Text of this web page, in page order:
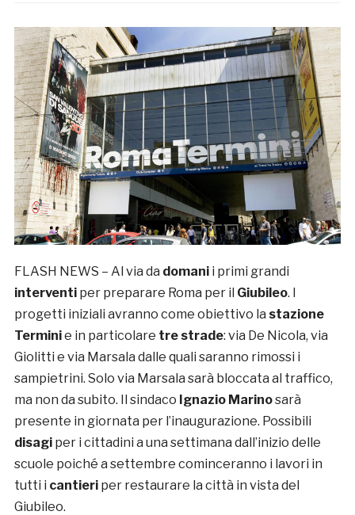
FLASH NEWS – Al via da domanii primi grandi
interventiper preparare Roma per il Giubileo. I
progetti iniziali avranno come obiettivo la stazione
Terminie in particolare tre strade: via De Nicola, via
Giolitti e via Marsala dalle quali saranno rimossi i
sampietrini. Solo via Marsala sarà bloccata al traffico,
ma non da subito. Il sindaco Ignazio Marinosarà
presente in giornata per l’inaugurazione. Possibili
disagiper i cittadini a una settimana dall’inizio delle
scuole poiché a settembre cominceranno i lavori in
tutti i cantieriper restaurare la città in vista del
Giubileo.